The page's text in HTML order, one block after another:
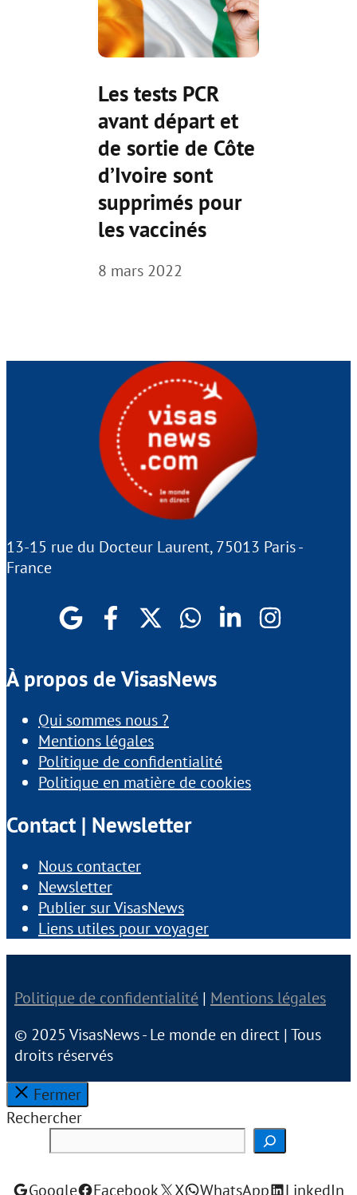
Les tests PCR
avant départ et
de sortie de Côte
d’Ivoire sont
supprimés pour
les vaccinés
8 mars 2022
13-15 rue du Docteur Laurent, 75013 Paris -
France
À propos de VisasNews
Qui sommes nous ?
Mentions légales
Politique de confidentialité
Politique en matière de cookies
Contact | Newsletter
Nous contacter
Newsletter
Publier sur VisasNews
Liens utiles pour voyager
Politique de confidentialité | Mentions légales
© 2025 VisasNews - Le monde en direct | Tous
droits réservés
Fermer
Rechercher
Google Facebook X WhatsApp LinkedIn